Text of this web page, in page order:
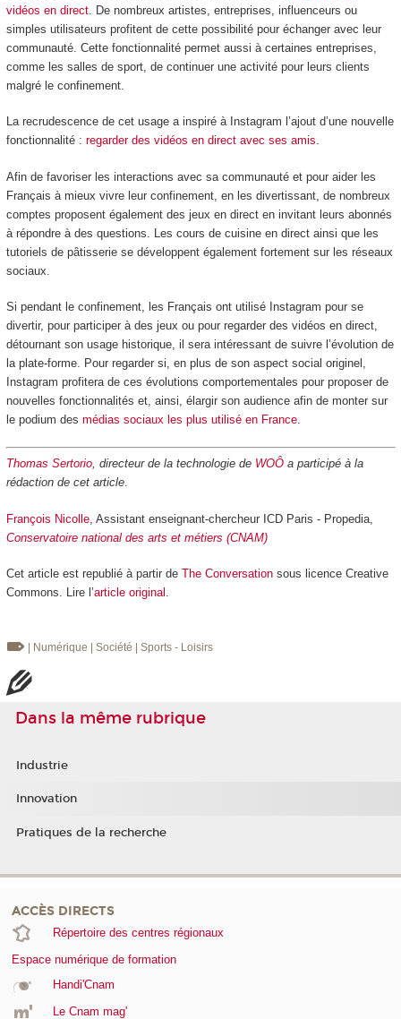
vidéos en direct. De nombreux artistes, entreprises, influenceurs ou
simples utilisateurs profitent de cette possibilité pour échanger avec leur
communauté. Cette fonctionnalité permet aussi à certaines entreprises,
comme les salles de sport, de continuer une activité pour leurs clients
malgré le confinement.
La recrudescence de cet usage a inspiré à Instagram l’ajout d’une nouvelle
fonctionnalité : regarder des vidéos en direct avec ses amis.
Afin de favoriser les interactions avec sa communauté et pour aider les
Français à mieux vivre leur confinement, en les divertissant, de nombreux
comptes proposent également des jeux en direct en invitant leurs abonnés
à répondre à des questions. Les cours de cuisine en direct ainsi que les
tutoriels de pâtisserie se développent également fortement sur les réseaux
sociaux.
Si pendant le confinement, les Français ont utilisé Instagram pour se
divertir, pour participer à des jeux ou pour regarder des vidéos en direct,
détournant son usage historique, il sera intéressant de suivre l’évolution de
la plate-forme. Pour regarder si, en plus de son aspect social originel,
Instagram profitera de ces évolutions comportementales pour proposer de
nouvelles fonctionnalités et, ainsi, élargir son audience afin de monter sur
le podium des médias sociaux les plus utilisé en France.
Thomas Sertorio, directeur de la technologie de WOÔa participé à la
rédaction de cet article.
François Nicolle, Assistant enseignant-chercheur ICD Paris - Propedia,
Conservatoire national des arts et métiers (CNAM)
Cet article est republié à partir de The Conversationsous licence Creative
Commons. Lire l’article original .
| Numérique | Société | Sports - Loisirs
Dans la même rubrique
Industrie
Innovation
Pratiques de la recherche
ACCÈS DIRECTS
Répertoire des centres régionaux
Espace numérique de formation
Handi'Cnam
Le Cnam mag'